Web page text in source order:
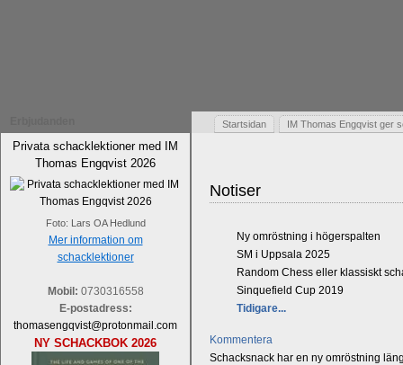
Privata schacklektioner med IM
Thomas Engqvist 2026
Foto: Lars OA Hedlund
Mer information om
schacklektioner
Mobil: 0730316558
E-postadress:
thomasengqvist@protonmail.com
NY SCHACKBOK 2026
Startsidan IM Thomas Engqvist ger
Notiser
Ny omröstning i högerspalten
SM i Uppsala 2025
Random Chess eller klassiskt
Sinquefield Cup 2019
Tidigare...
Kommentera
Schacksnack har en ny omröstning